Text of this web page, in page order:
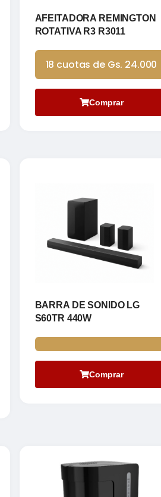
AFEITADORA REMINGTON
ROTATIVA R3 R3011
18 cuotas de Gs. 24.000
Comprar
BARRA DE SONIDO LG
S60TR 440W
Comprar